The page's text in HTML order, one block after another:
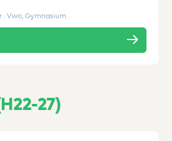
Vwo, Gymnasium
27)